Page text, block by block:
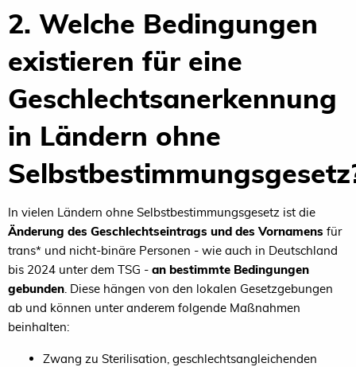
2. Welche Bedingungen
existieren für eine
Geschlechtsanerkennung
in Ländern ohne
In vielen Ländern ohne Selbstbestimmungsgesetz ist die
Änderung des Geschlechtseintrags und des Vornamens für
trans* und nicht-binäre Personen - wie auch in Deutschland
bis 2024 unter dem TSG - an bestimmte Bedingungen
gebunden . Diese hängen von den lokalen Gesetzgebungen
ab und können unter anderem folgende Maßnahmen
beinhalten:
Zwang zu Sterilisation, geschlechtsangleichenden